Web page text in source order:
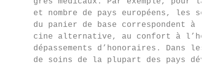
et nombre de pays européens, les
du panier de base correspondent à la
cine alternative, au confort à
dépassements d’honoraires. Dans les
de soins de la plupart des pays